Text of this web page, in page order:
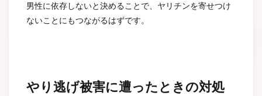
男性に依存しないと決めることで、ヤリチンを寄せつけ
ないことにもつながるはずです。
やり逃げ被害に遭ったときの対処